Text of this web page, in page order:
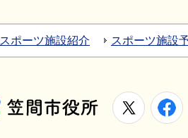
スポーツ施設紹介 スポーツ施設
笠間市役所
X